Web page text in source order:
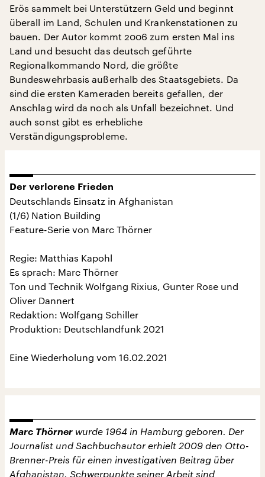
Erös sammelt bei Unterstützern Geld und beginnt
überall im Land, Schulen und Krankenstationen zu
bauen. Der Autor kommt 2006 zum ersten Mal ins
Land und besucht das deutsch geführte
Regionalkommando Nord, die größte
Bundeswehrbasis außerhalb des Staatsgebiets. Da
sind die ersten Kameraden bereits gefallen, der
Anschlag wird da noch als Unfall bezeichnet. Und
auch sonst gibt es erhebliche
Verständigungsprobleme.
Der verlorene Frieden
Deutschlands Einsatz in Afghanistan
(1/6) Nation Building
Feature-Serie von Marc Thörner
Regie: Matthias Kapohl
Es sprach: Marc Thörner
Ton und Technik Wolfgang Rixius, Gunter Rose und
Oliver Dannert
Redaktion: Wolfgang Schiller
Produktion: Deutschlandfunk 2021
Eine Wiederholung vom 16.02.2021
Marc Thörner wurde 1964 in Hamburg geboren. Der
Journalist und Sachbuchautor erhielt 2009 den Otto-
Brenner-Preis für einen investigativen Beitrag über
Afghanistan. Schwerpunkte seiner Arbeit sind